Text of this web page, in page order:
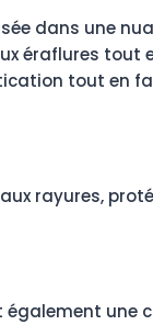
dans une
éraflures tout
tout en
rayures,
une